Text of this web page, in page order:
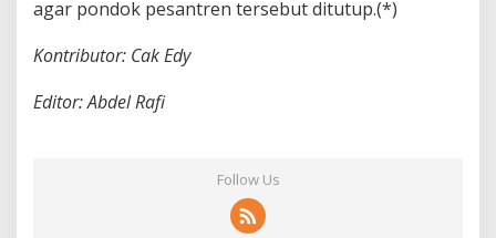
agar pondok pesantren tersebut ditutup.(*)
Kontributor: Cak Edy
Editor: Abdel Rafi
Follow Us